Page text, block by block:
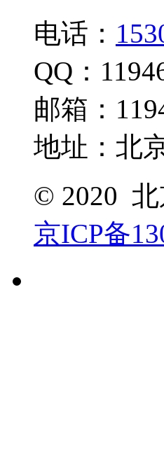
电话：
QQ：
邮箱：
地址：北
© 2020
京ICP备